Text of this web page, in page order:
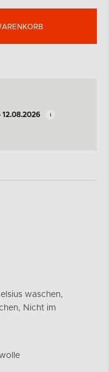
12.08.2026
waschen,
Nicht im